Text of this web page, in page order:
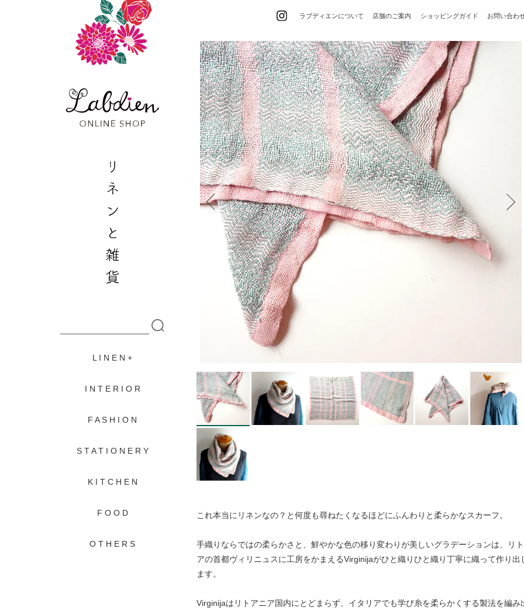
L I N E N
I N T E R I O R
F A S H I O N
S T A T I O N E R Y
K I T C H E N
F O O D
O T H E R S
ラブディエンについて 店舗のご案内 ショッピングガイド お問い合わ
これ本当にリネンなの？と何度も尋ねたくなるほどにふんわりと柔らかなスカーフ。
手織りならではの柔らかさと、鮮やかな色の移り変わりが美しいグラデーションは、リ
アの首都ヴィリニュスに工房をかまえるVirginijaがひと織りひと織り丁寧に織って作り出
ます。
Virginijaはリトアニア国内にとどまらず、イタリアでも学び糸を柔らかくする製法を編み